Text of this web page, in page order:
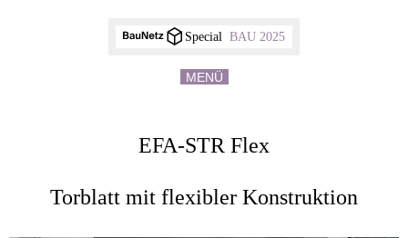
MENÜ
Special BAU 2025
EFA-STR Flex
Torblatt mit flexibler Konstruktion